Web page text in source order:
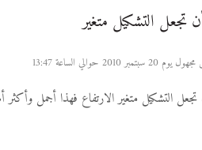
تجعل التشكيل متغير
2010 حوالي الساعة 13:47
التشكيل متغير الارتفاع فهذا أجمل